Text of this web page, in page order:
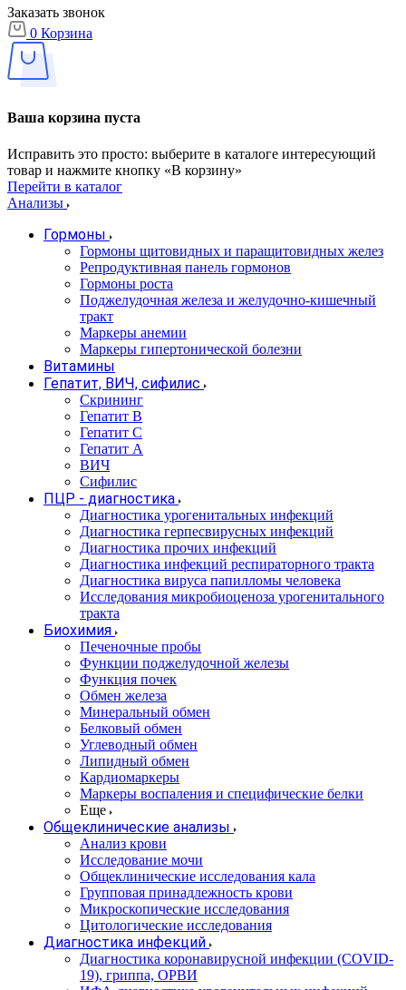
Заказать звонок
0 Корзина
Ваша корзина пуста
Исправить это просто: выберите в каталоге интересующий
товар и нажмите кнопку «В корзину»
Перейти в каталог
Анализы
Гормоны
Гормоны щитовидных и паращитовидных желез
Репродуктивная панель гормонов
Гормоны роста
Поджелудочная железа и желудочно-кишечный
тракт
Маркеры анемии
Маркеры гипертонической болезни
Витамины
Гепатит, ВИЧ, сифилис
Скрининг
Гепатит В
Гепатит С
Гепатит А
ВИЧ
Сифилис
ПЦР - диагностика
Диагностика урогенитальных инфекций
Диагностика герпесвирусных инфекций
Диагностика прочих инфекций
Диагностика инфекций респираторного тракта
Диагностика вируса папилломы человека
Исследования микробиоценоза урогенитального
тракта
Биохимия
Печеночные пробы
Функции поджелудочной железы
Функция почек
Обмен железа
Минеральный обмен
Белковый обмен
Углеводный обмен
Липидный обмен
Кардиомаркеры
Маркеры воспаления и специфические белки
Еще
Общеклинические анализы
Анализ крови
Исследование мочи
Общеклинические исследования кала
Групповая принадлежность крови
Микроскопические исследования
Цитологические исследования
Диагностика инфекций
Диагностика коронавирусной инфекции (COVID-
19), гриппа, ОРВИ